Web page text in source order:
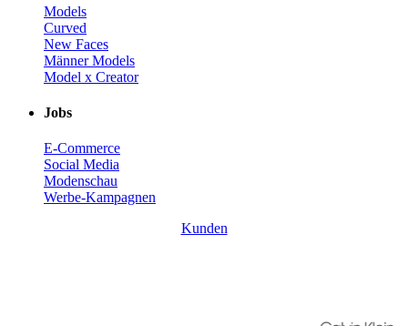
Models
Curved
New Faces
Männer Models
Model x Creator
Jobs
E-Commerce
Social Media
Modenschau
Werbe-Kampagnen
Kunden